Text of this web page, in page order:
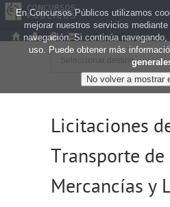
Licitaciones
Transporte de
Mercancías y
En Concursos Públicos utilizamos
mejorar nuestros servicios
navegación. Si continúa
uso. Puede obtener más